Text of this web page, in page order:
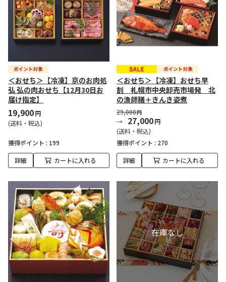
＜おせち＞【冷凍】京のお肉処
弘 弘の肉おせち【12月30日お
届け指定】
19,900円
(送料・税込)
獲得ポイント : 199
詳細 カートに入れる
＜おせち＞【冷凍】おせち早
割 札幌市中央卸売市場発 北
の漁師膳＋きんき姿煮
29,000円
27,000円
(送料・税込)
獲得ポイント : 270
詳細 カートに入れる